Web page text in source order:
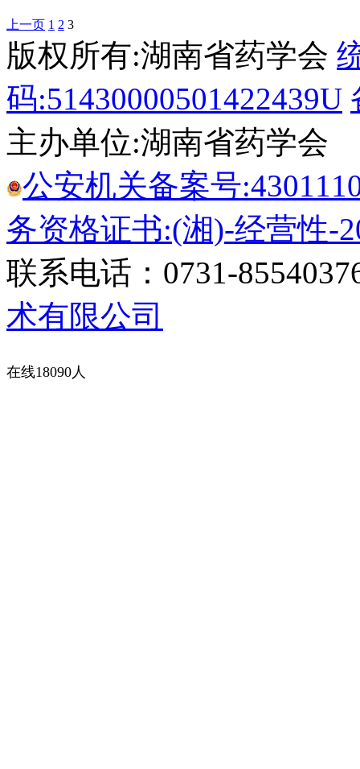
上一页 1 2 3
版权所有:湖南省药学会
码:51430000501422439U
主办单位:湖南省药学会
公安机关备案号
务资格证书:(湘)-经营性-
联系电话：0731-
术有限公司
在线18090人